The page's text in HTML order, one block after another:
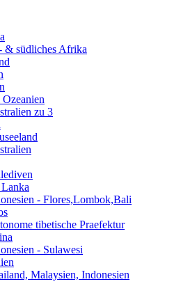
& südliches Afrika
zu 3
- Flores,Lombok,Bali
tibetische Praefektur
- Sulawesi
Malaysien, Indonesien